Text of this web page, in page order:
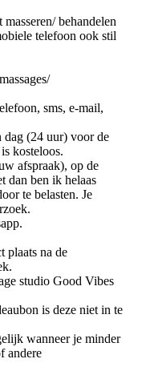
behandelen
telefoon ook stil
sms, e-mail,
dag (24 uur) voor de
kosteloos.
afspraak), op de
dan ben ik helaas
te belasten. Je
plaats na de
studio Good Vibes
is deze niet in te
wanneer je minder
andere